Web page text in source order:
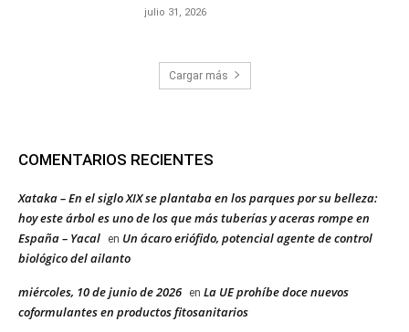
julio 31, 2026
Cargar más
COMENTARIOS RECIENTES
Xataka – En el siglo XIX se plantaba en los parques por su belleza:
hoy este árbol es uno de los que más tuberías y aceras rompe en
España – Yacal
en Un ácaro eriófido, potencial agente de control
biológico del ailanto
miércoles, 10 de junio de 2026 en La UE prohíbe doce nuevos
coformulantes en productos fitosanitarios